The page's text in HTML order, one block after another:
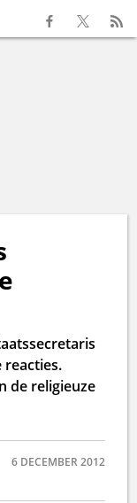
reacties.
de religieuze
6 DECEMBER 2012